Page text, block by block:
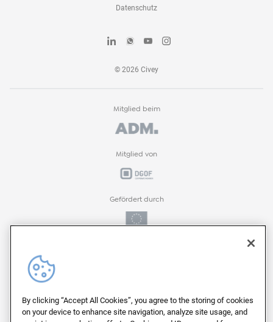
Datenschutz
© 2026 Civey
Mitglied beim
Mitglied von
Gefördert durch
By clicking “Accept All Cookies”, you agree to the storing of cookies
on your device to enhance site navigation, analyze site usage, and